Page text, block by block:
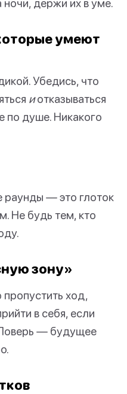
держи их в уме.
умеют
Убедись, что
иотказываться
по душе. Никакого
раунды — это глоток
Не будь тем, кто
зону»
ход,
в себя, если
— будущее